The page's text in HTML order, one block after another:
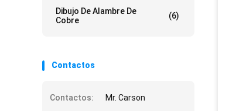
Dibujo De Alambre De
Cobre
(6)
Contactos
Contactos:
Mr. Carson